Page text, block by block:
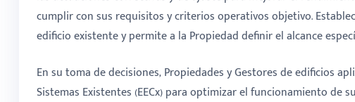
cumplir con sus requisitos y criterios operativos objetivo.
edificio existente y permite a la Propiedad definir el alcance
En su toma de decisiones, Propiedades y Gestores de edificios
Sistemas Existentes (EECx) para optimizar el funcionamiento de